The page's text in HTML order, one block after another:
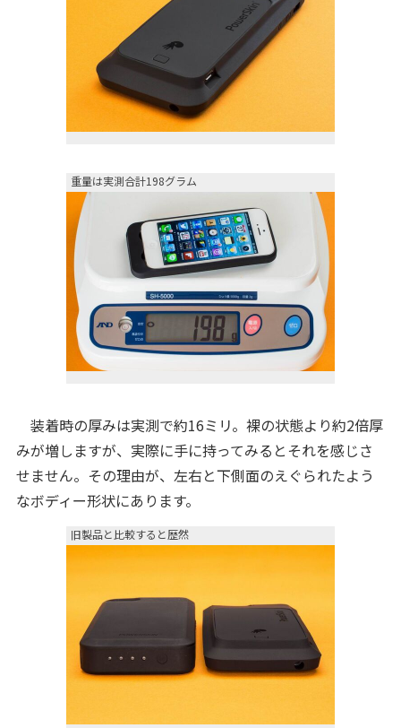
重量は実測合計198グラム
装着時の厚みは実測で約16ミリ。裸の状態より約2倍厚
みが増しますが、実際に手に持ってみるとそれを感じさ
せません。その理由が、左右と下側面のえぐられたよう
なボディー形状にあります。
旧製品と比較すると歴然